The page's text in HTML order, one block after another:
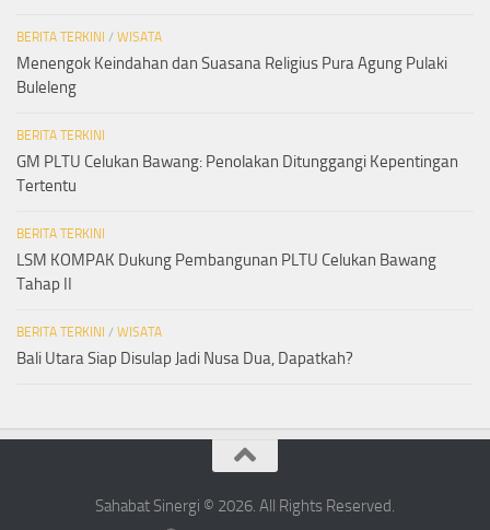
BERITA TERKINI / WISATA
Menengok Keindahan dan Suasana Religius Pura Agung Pulaki
Buleleng
BERITA TERKINI
GM PLTU Celukan Bawang: Penolakan Ditunggangi Kepentingan
Tertentu
BERITA TERKINI
LSM KOMPAK Dukung Pembangunan PLTU Celukan Bawang
Tahap II
BERITA TERKINI / WISATA
Bali Utara Siap Disulap Jadi Nusa Dua, Dapatkah?
Sahabat Sinergi © 2026. All Rights Reserved.